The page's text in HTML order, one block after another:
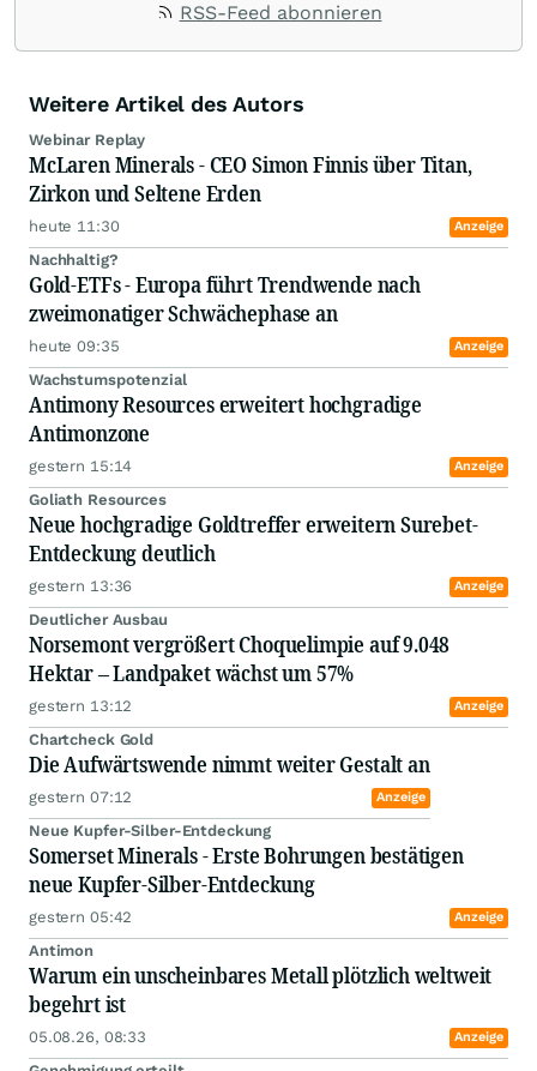
RSS-Feed abonnieren
Weitere Artikel des Autors
Webinar Replay
McLaren Minerals - CEO Simon Finnis über Titan,
Zirkon und Seltene Erden
heute 11:30 Anzeige
Nachhaltig?
Gold-ETFs - Europa führt Trendwende nach
zweimonatiger Schwächephase an
heute 09:35 Anzeige
Wachstumspotenzial
Antimony Resources erweitert hochgradige
Antimonzone
gestern 15:14 Anzeige
Goliath Resources
Neue hochgradige Goldtreffer erweitern Surebet-
Entdeckung deutlich
gestern 13:36 Anzeige
Deutlicher Ausbau
Norsemont vergrößert Choquelimpie auf 9.048
Hektar – Landpaket wächst um 57%
gestern 13:12 Anzeige
Chartcheck Gold
Die Aufwärtswende nimmt weiter Gestalt an
gestern 07:12 Anzeige
Neue Kupfer-Silber-Entdeckung
Somerset Minerals - Erste Bohrungen bestätigen
neue Kupfer-Silber-Entdeckung
gestern 05:42 Anzeige
Antimon
Warum ein unscheinbares Metall plötzlich weltweit
begehrt ist
05.08.26, 08:33 Anzeige